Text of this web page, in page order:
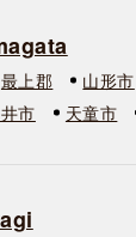
最上郡 山形市
市 天童市